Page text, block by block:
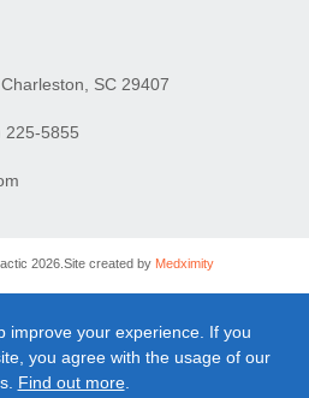
SC 29407
225-5855
2026. Site created by Medximity
improve your experience. If you
you agree with the usage of our
Find out more.